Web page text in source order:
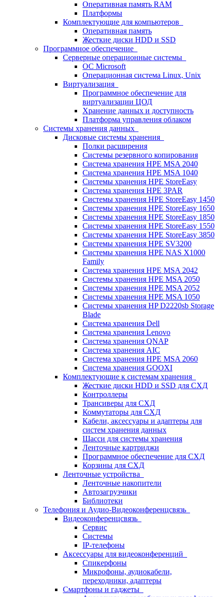
Оперативная память RAM
Платформы
Комплектующие для компьютеров
Оперативная память
Жесткие диски HDD и SSD
Программное обеспечение
Серверные операционные системы
ОС Microsoft
Операционная система Linux, Unix
Виртуализация
Программное обеспечение для
виртуализации ЦОД
Хранение данных и доступность
Платформа управления облаком
Системы хранения данных
Дисковые системы хранения
Полки расширения
Системы резервного копирования
Система хранения HPE MSA 2040
Система хранения HPE MSA 1040
Системы хранения HPE StoreEasy
Система хранения HPE 3PAR
Системы хранения HPE StoreEasy 1450
Системы хранения HPE StoreEasy 1650
Системы хранения HPE StoreEasy 1850
Системы хранения HPE StoreEasy 1550
Системы хранения HPE StoreEasy 3850
Системы хранения HPE SV3200
Системы хранения HPE NAS X1000
Family
Система хранения HPE MSA 2042
Системы хранения HPE MSA 2050
Системы хранения HPE MSA 2052
Системы хранения HPE MSA 1050
Системы хранения HP D2220sb Storage
Blade
Система хранения Dell
Система хранения Lenovo
Система хранения QNAP
Система хранения AIC
Система хранения HPE MSA 2060
Система хранения GOOXI
Комплектующие к системам хранения
Жесткие диски HDD и SSD для СХД
Контроллеры
Трансиверы для СХД
Коммутаторы для СХД
Кабели, аксессуары и адаптеры для
систем хранения данных
Шасси для системы хранения
Ленточные картриджи
Программное обеспечение для СХД
Корзины для СХД
Ленточные устройства
Ленточные накопители
Автозагрузчики
Библиотеки
Телефония и Аудио-Видеоконференцсвязь
Видеоконференцсвязь
Сервис
Системы
IP-телефоны
Аксессуары для видеоконференций
Спикерфоны
Микрофоны, аудиокабели,
переходники, адаптеры
Смартфоны и гаджеты